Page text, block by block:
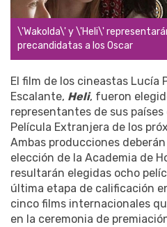
\'Wakolda\' y \'Heli\'
precandidatas a los Oscar
El film de los cineastas Lucía
Escalante, Heli, fueron
representantes de sus
Película Extranjera de los
Ambas producciones
elección de la Academia de
resultarán elegidas ocho
última etapa de calificación
cinco films internacionales
en la ceremonia de